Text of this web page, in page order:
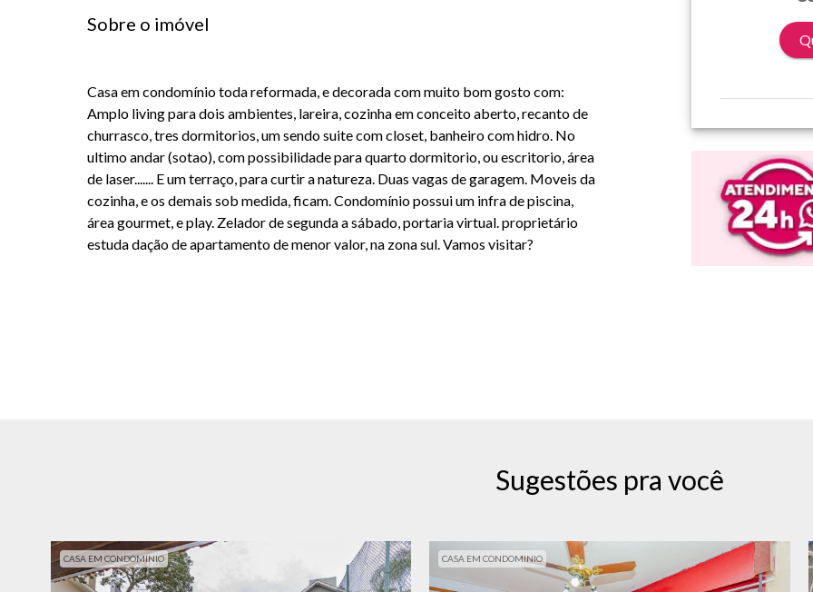
Sobre o imóvel
Casa em condomínio toda reformada, e decorada com muito bom gosto com:
Amplo living para dois ambientes, lareira, cozinha em conceito aberto, recanto de
churrasco, tres dormitorios, um sendo suite com closet, banheiro com hidro. No
ultimo andar (sotao), com possibilidade para quarto dormitorio, ou escritorio, área
de laser....... E um terraço, para curtir a natureza. Duas vagas de garagem. Moveis da
cozinha, e os demais sob medida, ficam. Condomínio possui um infra de piscina,
área gourmet, e play. Zelador de segunda a sábado, portaria virtual. proprietário
estuda dação de apartamento de menor valor, na zona sul. Vamos visitar?
Sugestões pra você
CASA EM CONDOMINIO CASA EM CONDOMINIO